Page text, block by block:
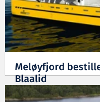
Meløyfjord
Blaalid
21.02.2011